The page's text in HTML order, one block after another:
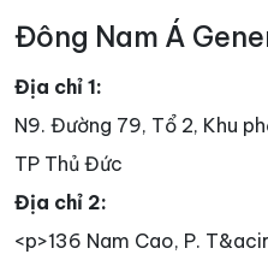
Đông Nam Á
Địa chỉ 1:
N9. Đường 79, Tổ 2, Khu
TP Thủ Đức
Địa chỉ 2:
<p>136 Nam Cao, P.